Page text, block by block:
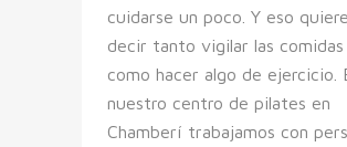
cuidarse un poco. Y eso quiere
decir tanto vigilar las comidas
como hacer algo de ejercicio.
nuestro centro de pilates en
Chamberí trabajamos con